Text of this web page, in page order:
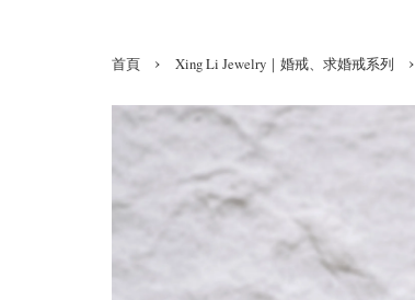
首頁 › Xing Li Jewelry｜婚戒、求婚戒系列 ›